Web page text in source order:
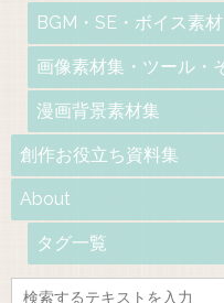
BGM・SE・ボイス素材
画像素材集・ツール・
漫画背景素材集
創作お役立ち資料集
About
タグ一覧